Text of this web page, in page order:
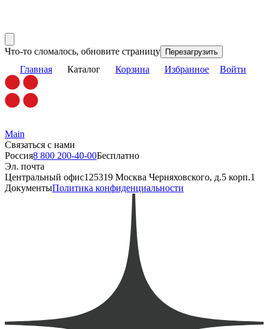
Что-то сломалось, обновите страницу Перезагрузить
Главная Каталог Корзина Избранное Войти
Main
Связаться с нами
Россия8 800 200-40-00Бесплатно
Эл. почта
Центральный офис125319 Москва Черняховского, д.5 корп.1
ДокументыПолитика конфиденциальности